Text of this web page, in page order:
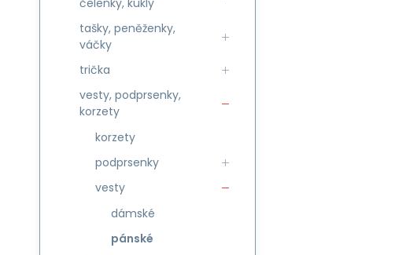
čelenky, kukly
tašky, peněženky,
váčky
trička
vesty, podprsenky,
korzety
korzety
podprsenky
vesty
dámské
pánské